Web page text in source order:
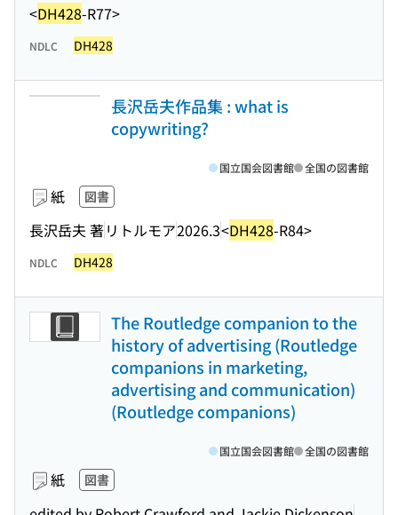
<DH428-R77>
NDLC DH428
長沢岳夫作品集 : what is
copywriting?
紙 図書
長沢岳夫 著リトルモア2026.3<DH428-R84>
国立国会図書館 全国の図書館
NDLC DH428
The Routledge companion to the
history of advertising (Routledge
companions in marketing,
advertising and communication)
(Routledge companions)
紙 図書
国立国会図書館 全国の図書館